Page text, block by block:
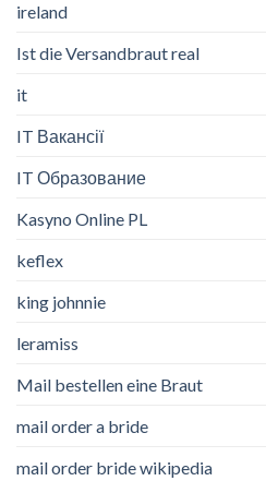
ireland
Ist die Versandbraut real
it
IT Вакансії
IT Образование
Kasyno Online PL
keflex
king johnnie
leramiss
Mail bestellen eine Braut
mail order a bride
mail order bride wikipedia